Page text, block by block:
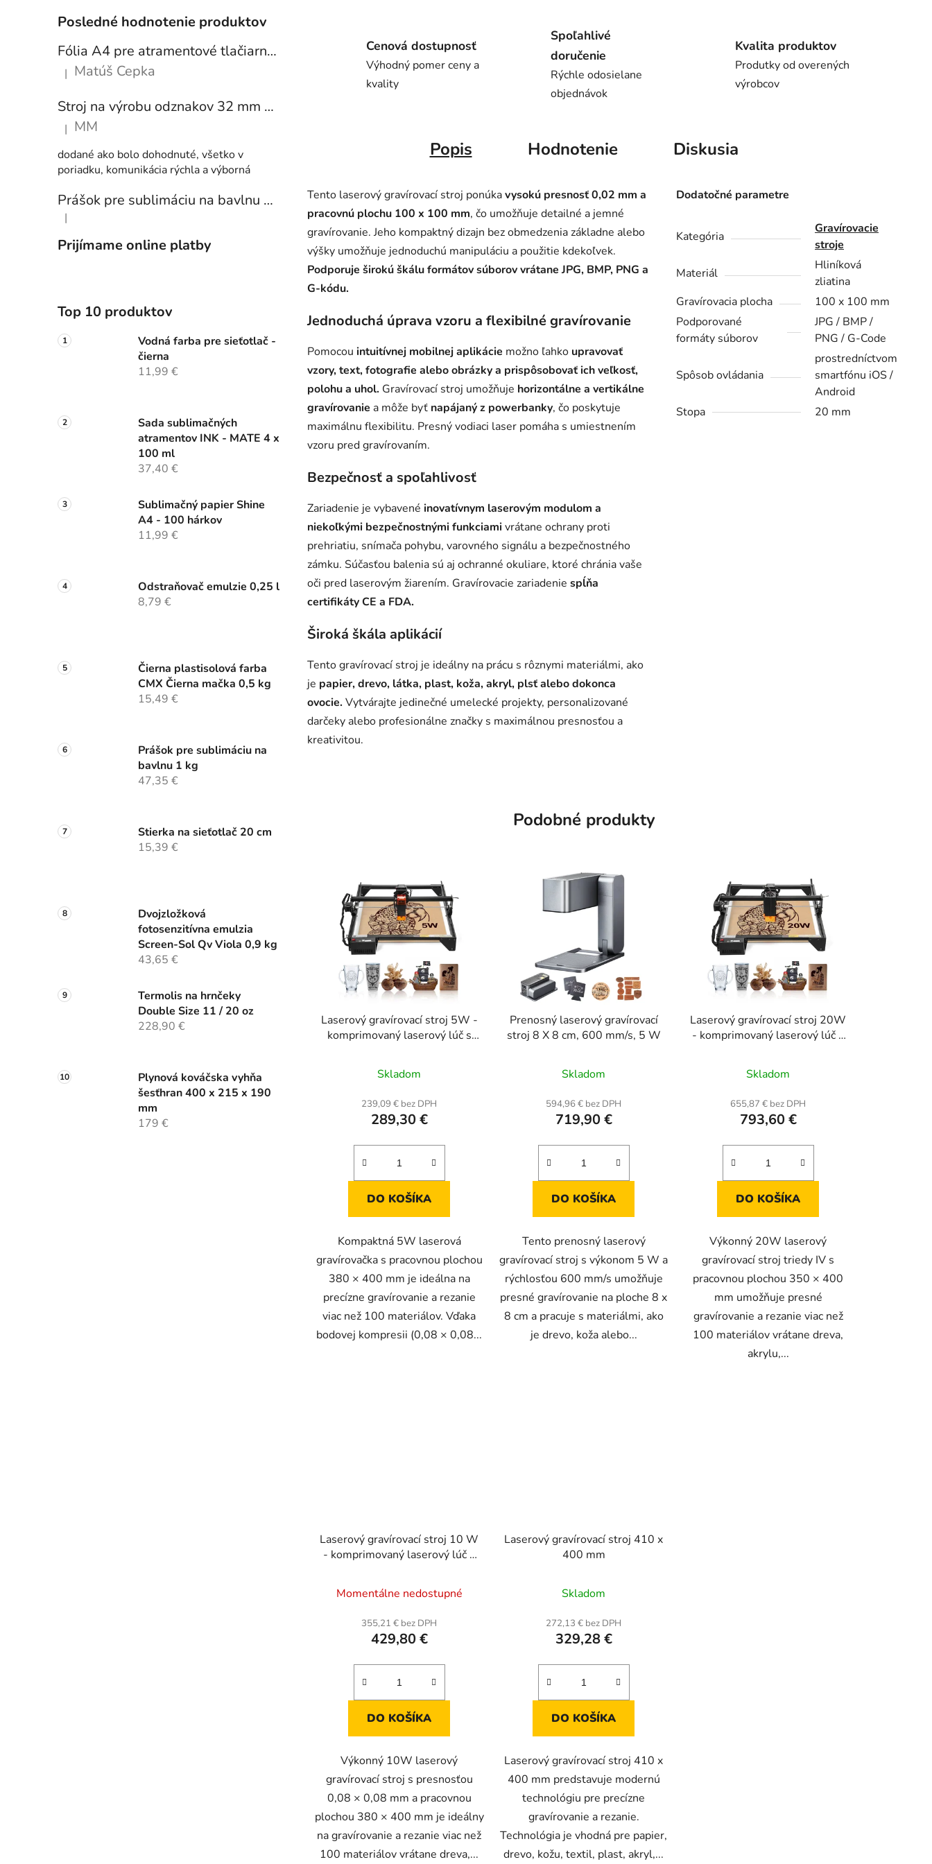
Posledné hodnotenie produktov
Fólia A4 pre atramentové tlačiarne - sada 10 ks
Hodnotenie produktu je 5 z 5 hviezdičiek.
| Matúš Cepka
Stroj na výrobu odznakov 32 mm a 58 mm + 250 ks odznakov
Hodnotenie produktu je 5 z 5 hviezdičiek.
| MM
dodané ako bolo dohodnuté, všetko v
poriadku, komunikácia rýchla a výborná
Prášok pre sublimáciu na bavlnu 1 kg
Hodnotenie produktu je 5 z 5 hviezdičiek.
|
Prijímame online platby
Top 10 produktov
Vodná farba pre sieťotlač -
čierna
11,99 €
Sada sublimačných
atramentov INK - MATE 4 x
100 ml
37,40 €
Sublimačný papier Shine
A4 - 100 hárkov
11,99 €
Odstraňovač emulzie 0,25 l
8,79 €
Čierna plastisolová farba
CMX Čierna mačka 0,5 kg
15,49 €
Prášok pre sublimáciu na
bavlnu 1 kg
47,35 €
Stierka na sieťotlač 20 cm
15,39 €
Dvojzložková
fotosenzitívna emulzia
Screen-Sol Qv Viola 0,9 kg
43,65 €
Termolis na hrnčeky
Double Size 11 / 20 oz
228,90 €
Plynová kováčska vyhňa
šesťhran 400 x 215 x 190
mm
179 €
Cenová dostupnosť
Výhodný pomer ceny a
kvality
Spoľahlivé
doručenie
Rýchle odosielane
objednávok
Kvalita produktov
Produtky od overených
výrobcov
Popis Hodnotenie Diskusia
Tento laserový gravírovací stroj ponúkavysokú presnosť 0,02 mm a
pracovnú plochu 100 x 100 mm, čo umožňuje detailné a jemné
gravírovanie. Jeho kompaktný dizajn bez obmedzenia základne alebo
výšky umožňuje jednoduchú manipuláciu a použitie kdekoľvek.
Podporuje širokú škálu formátov súborov vrátane JPG, BMP, PNG a
G-kódu.
Jednoduchá úprava vzoru a flexibilné gravírovanie
Pomocou intuitívnej mobilnej aplikácie možno ľahko upravovať
vzory, text, fotografie alebo obrázky a prispôsobovať ich veľkosť,
polohu a uhol. Gravírovací stroj umožňuje horizontálne a vertikálne
gravírovanie a môže byť napájaný z powerbanky, čo poskytuje
maximálnu flexibilitu. Presný vodiaci laser pomáha s umiestnením
vzoru pred gravírovaním.
Bezpečnosť a spoľahlivosť
Zariadenie je vybavené inovatívnym laserovým modulom a
niekoľkými bezpečnostnými funkciamivrátane ochrany proti
prehriatiu, snímača pohybu, varovného signálu a bezpečnostného
zámku. Súčasťou balenia sú aj ochranné okuliare, ktoré chránia vaše
oči pred laserovým žiarením. Gravírovacie zariadenie spĺňa
certifikáty CE a FDA.
Široká škála aplikácií
Tento gravírovací stroj je ideálny na prácu s rôznymi materiálmi, ako
je papier, drevo, látka, plast, koža, akryl, plsť alebo dokonca
ovocie. Vytvárajte jedinečné umelecké projekty, personalizované
darčeky alebo profesionálne značky s maximálnou presnosťou a
kreativitou.
Dodatočné parametre
Kategória
Gravírovacie
stroje
Materiál
Hliníková
zliatina
Gravírovacia plocha
100 x 100 mm
Podporované
formáty súborov
JPG / BMP /
PNG / G-Code
Spôsob ovládania
prostredníctvom
smartfónu iOS /
Android
Stopa
20 mm
Podobné produkty
Laserový gravírovací stroj 5W -
komprimovaný laserový lúč s
Skladom
239,09 € bez DPH
289,30 €
DO KOŠÍKA
Kompaktná 5W laserová
gravírovačka s pracovnou plochou
380 × 400 mm je ideálna na
precízne gravírovanie a rezanie
viac než 100 materiálov. Vďaka
bodovej kompresii (0,08 × 0,08...
Prenosný laserový gravírovací
stroj 8 X 8 cm, 600 mm/s, 5 W
Skladom
594,96 € bez DPH
719,90 €
DO KOŠÍKA
Tento prenosný laserový
gravírovací stroj s výkonom 5 W a
rýchlosťou 600 mm/s umožňuje
presné gravírovanie na ploche 8 x
8 cm a pracuje s materiálmi, ako
je drevo, koža alebo...
Laserový gravírovací stroj 20W
- komprimovaný laserový lúč s
Skladom
655,87 € bez DPH
793,60 €
DO KOŠÍKA
Výkonný 20W laserový
gravírovací stroj triedy IV s
pracovnou plochou 350 × 400
mm umožňuje presné
gravírovanie a rezanie viac než
100 materiálov vrátane dreva,
akrylu,...
Laserový gravírovací stroj 10 W
- komprimovaný laserový lúč s
Momentálne nedostupné
355,21 € bez DPH
429,80 €
DO KOŠÍKA
Výkonný 10W laserový
gravírovací stroj s presnosťou
0,08 × 0,08 mm a pracovnou
plochou 380 × 400 mm je ideálny
na gravírovanie a rezanie viac než
100 materiálov vrátane dreva,...
Laserový gravírovací stroj 410 x
400 mm
Skladom
272,13 € bez DPH
329,28 €
DO KOŠÍKA
Laserový gravírovací stroj 410 x
400 mm predstavuje modernú
technológiu pre precízne
gravírovanie a rezanie.
Technológia je vhodná pre papier,
drevo, kožu, textil, plast, akryl,...